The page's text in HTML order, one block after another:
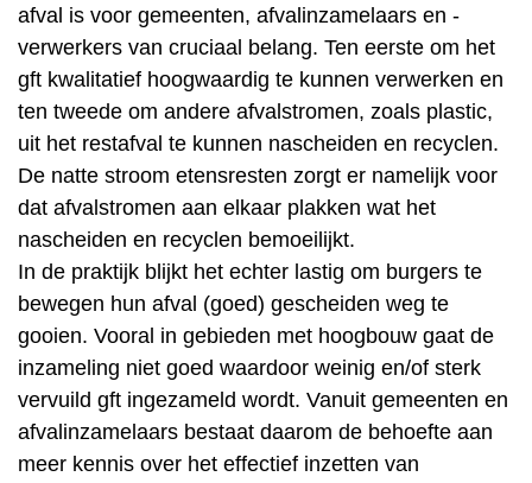
afval is voor gemeenten, afvalinzamelaars en -
verwerkers van cruciaal belang. Ten eerste om het
gft kwalitatief hoogwaardig te kunnen verwerken en
ten tweede om andere afvalstromen, zoals plastic,
uit het restafval te kunnen nascheiden en recyclen.
De natte stroom etensresten zorgt er namelijk voor
dat afvalstromen aan elkaar plakken wat het
nascheiden en recyclen bemoeilijkt.
In de praktijk blijkt het echter lastig om burgers te
bewegen hun afval (goed) gescheiden weg te
gooien. Vooral in gebieden met hoogbouw gaat de
inzameling niet goed waardoor weinig en/of sterk
vervuild gft ingezameld wordt. Vanuit gemeenten en
afvalinzamelaars bestaat daarom de behoefte aan
meer kennis over het effectief inzetten van